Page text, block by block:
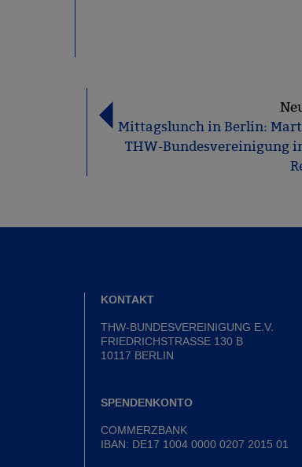
Mittagslunch in Berlin:
THW-Bundesvereinigung
KONTAKT
THW-BUNDESVEREINIGUNG E.V.
FRIEDRICHSTRASSE 130 B
10117 BERLIN
SPENDENKONTO
COMMERZBANK
IBAN: DE17 1004 0000 0207 2015 01